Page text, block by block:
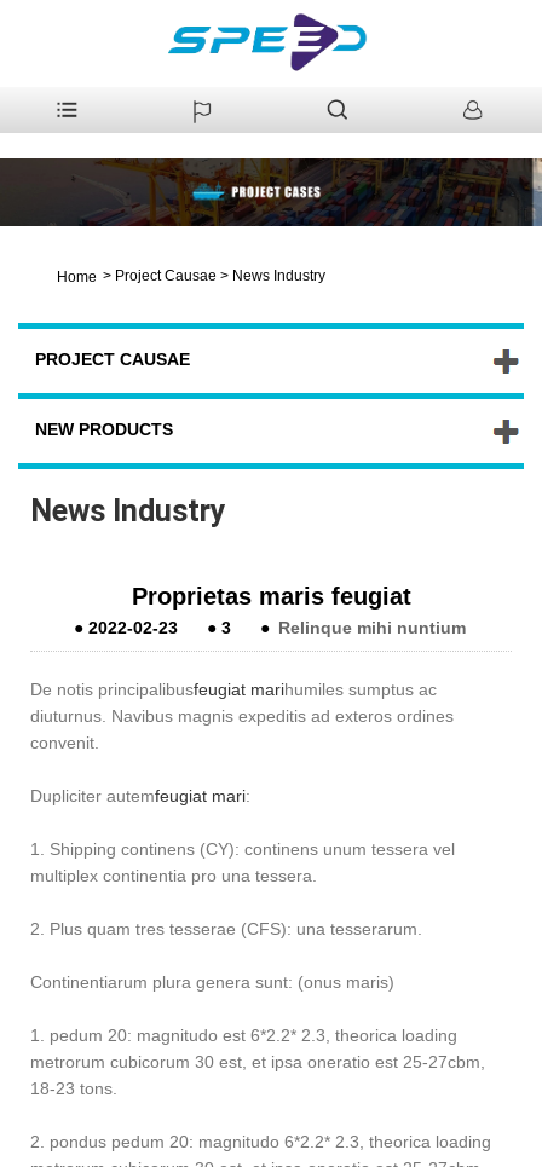
Home > Project Causae > News Industry
PROJECT CAUSAE
NEW PRODUCTS
News Industry
Proprietas maris feugiat
● 2022-02-23 ● 3 ● Relinque mihi nuntium
De notis principalibusfeugiat marihumiles sumptus ac
diuturnus. Navibus magnis expeditis ad exteros ordines
convenit.
Dupliciter autemfeugiat mari:
1. Shipping continens (CY): continens unum tessera vel
multiplex continentia pro una tessera.
2. Plus quam tres tesserae (CFS): una tesserarum.
Continentiarum plura genera sunt: ​​(onus maris)
1. pedum 20: magnitudo est 6*2.2* 2.3, theorica loading
metrorum cubicorum 30 est, et ipsa oneratio est 25-27cbm,
18-23 tons.
2. pondus pedum 20: magnitudo 6*2.2* 2.3, theorica loading